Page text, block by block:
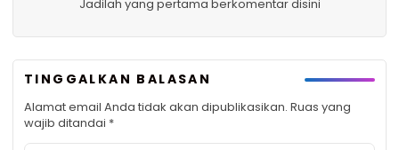
Jadilah yang pertama berkomentar disini
TINGGALKAN BALASAN
Alamat email Anda tidak akan dipublikasikan. Ruas yang
wajib ditandai *